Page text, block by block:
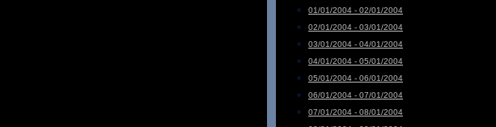
01/01/2004 - 02/01/2004
02/01/2004 - 03/01/2004
03/01/2004 - 04/01/2004
04/01/2004 - 05/01/2004
05/01/2004 - 06/01/2004
06/01/2004 - 07/01/2004
07/01/2004 - 08/01/2004